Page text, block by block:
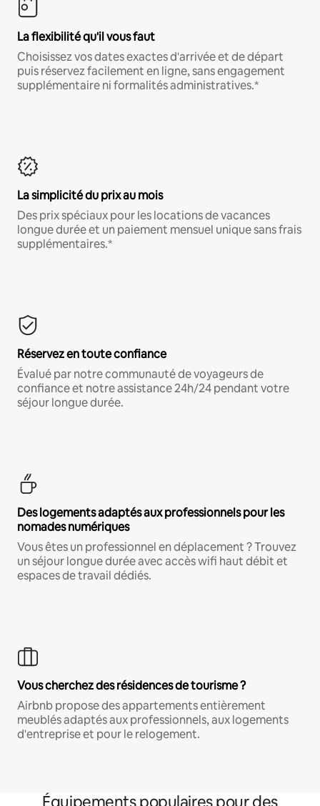
La flexibilité qu'il vous faut
Choisissez vos dates exactes d'arrivée et de départ
puis réservez facilement en ligne, sans engagement
supplémentaire ni formalités administratives.*
La simplicité du prix au mois
Des prix spéciaux pour les locations de vacances
longue durée et un paiement mensuel unique sans frais
supplémentaires.*
Réservez en toute confiance
Évalué par notre communauté de voyageurs de
confiance et notre assistance 24h/24 pendant votre
séjour longue durée.
Des logements adaptés aux professionnels pour les
nomades numériques
Vous êtes un professionnel en déplacement ? Trouvez
un séjour longue durée avec accès wifi haut débit et
espaces de travail dédiés.
Vous cherchez des résidences de tourisme ?
Airbnb propose des appartements entièrement
meublés adaptés aux professionnels, aux logements
d'entreprise et pour le relogement.